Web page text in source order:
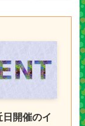
日開催のイ